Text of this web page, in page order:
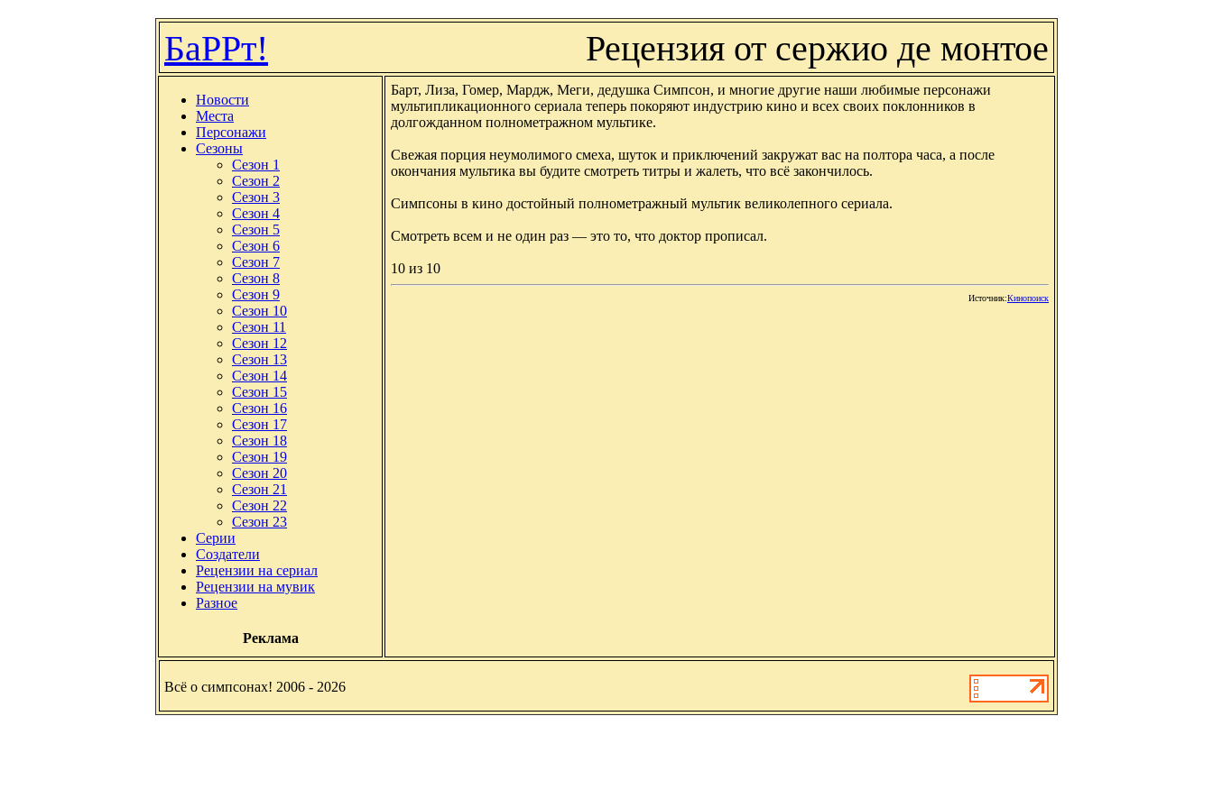
БаРРт! Рецензия от сержио де монтое
Новости
Места
Персонажи
Сезоны
Сезон 1
Сезон 2
Сезон 3
Сезон 4
Сезон 5
Сезон 6
Сезон 7
Сезон 8
Сезон 9
Сезон 10
Сезон 11
Сезон 12
Сезон 13
Сезон 14
Сезон 15
Сезон 16
Сезон 17
Сезон 18
Сезон 19
Сезон 20
Сезон 21
Сезон 22
Сезон 23
Серии
Создатели
Рецензии на сериал
Рецензии на мувик
Разное
Реклама
Барт, Лиза, Гомер, Мардж, Меги, дедушка Симпсон, и многие другие наши любимые персонажи
мультипликационного сериала теперь покоряют индустрию кино и всех своих поклонников в
долгожданном полнометражном мультике.
Свежая порция неумолимого смеха, шуток и приключений закружат вас на полтора часа, а после
окончания мультика вы будите смотреть титры и жалеть, что всё закончилось.
Симпсоны в кино достойный полнометражный мультик великолепного сериала.
Смотреть всем и не один раз — это то, что доктор прописал.
10 из 10
Источник:Кинопоиск
Всё о симпсонах! 2006 - 2026